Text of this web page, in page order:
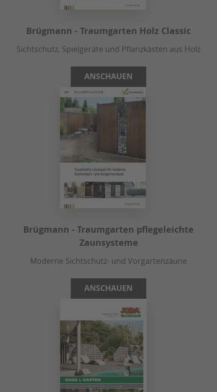
Brügmann - Traumgarten Holz Classic
Sichtschutz, Spielgeräte und Pflanzkästen aus Holz
ANSCHAUEN
Brügmann - Traumgarten pflegeleichte
Zaunsysteme
Moderne Sichtschutz- und Vorgartenzäune
ANSCHAUEN